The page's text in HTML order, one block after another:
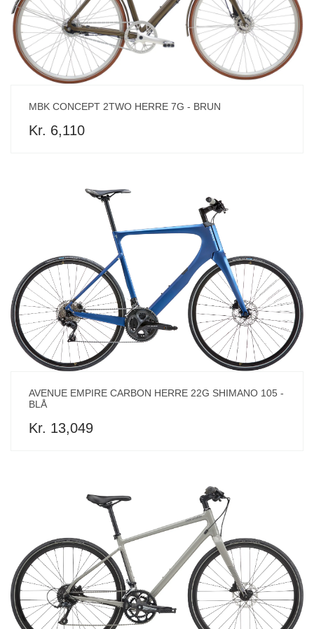
MBK CONCEPT 2TWO HERRE 7G - BRUN
Kr. 6,110
AVENUE EMPIRE CARBON HERRE 22G SHIMANO 105 -
BLÅ
Kr. 13,049